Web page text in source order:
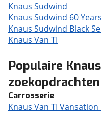
Knaus Sudwind
Knaus Sudwind 60 Years
Knaus Sudwind Black
Knaus Van TI
Populaire
zoekopdrachten
Carrosserie
Knaus Van TI